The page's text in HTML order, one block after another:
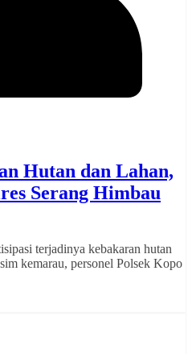
Hutan dan Lahan,
Serang Himbau
terjadinya kebakaran hutan
kemarau, personel Polsek Kopo